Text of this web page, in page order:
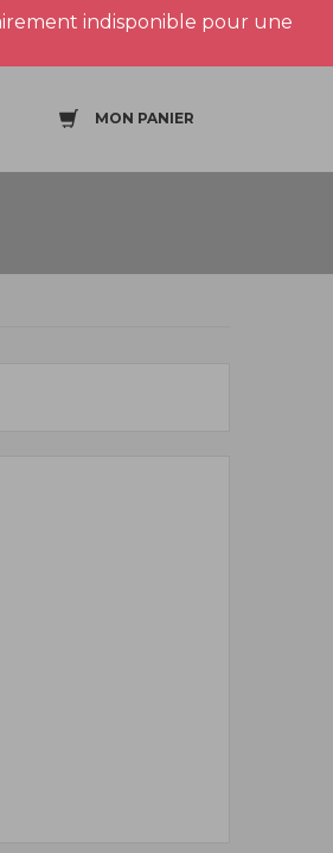
indisponible pour une
MON PANIER